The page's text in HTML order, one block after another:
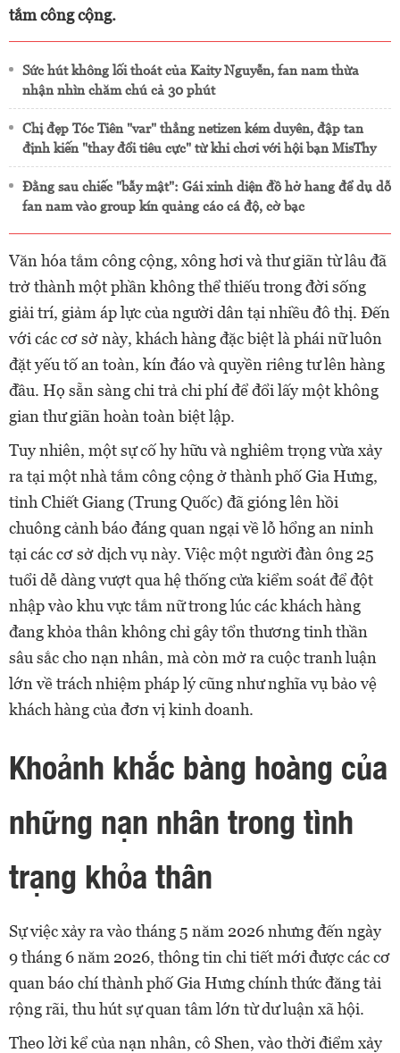
tắm công cộng.
Sức hút không lối thoát của Kaity Nguyễn, fan nam thừa
nhận nhìn chăm chú cả 30 phút
Chị đẹp Tóc Tiên "var" thẳng netizen kém duyên, đập tan
định kiến "thay đổi tiêu cực" từ khi chơi với hội bạn MisThy
Đằng sau chiếc "bẫy mật": Gái xinh diện đồ hở hang để dụ dỗ
fan nam vào group kín quảng cáo cá độ, cờ bạc
Văn hóa tắm công cộng, xông hơi và thư giãn từ lâu đã
trở thành một phần không thể thiếu trong đời sống
giải trí, giảm áp lực của người dân tại nhiều đô thị. Đến
với các cơ sở này, khách hàng đặc biệt là phái nữ luôn
đặt yếu tố an toàn, kín đáo và quyền riêng tư lên hàng
đầu. Họ sẵn sàng chi trả chi phí để đổi lấy một không
gian thư giãn hoàn toàn biệt lập.
Tuy nhiên, một sự cố hy hữu và nghiêm trọng vừa xảy
ra tại một nhà tắm công cộng ở thành phố Gia Hưng,
tỉnh Chiết Giang (Trung Quốc) đã gióng lên hồi
chuông cảnh báo đáng quan ngại về lỗ hổng an ninh
tại các cơ sở dịch vụ này. Việc một người đàn ông 25
tuổi dễ dàng vượt qua hệ thống cửa kiểm soát để đột
nhập vào khu vực tắm nữ trong lúc các khách hàng
đang khỏa thân không chỉ gây tổn thương tinh thần
sâu sắc cho nạn nhân, mà còn mở ra cuộc tranh luận
lớn về trách nhiệm pháp lý cũng như nghĩa vụ bảo vệ
khách hàng của đơn vị kinh doanh.
Khoảnh khắc bàng hoàng của
những nạn nhân trong tình
trạng khỏa thân
Sự việc xảy ra vào tháng 5 năm 2026 nhưng đến ngày
9 tháng 6 năm 2026, thông tin chi tiết mới được các cơ
quan báo chí thành phố Gia Hưng chính thức đăng tải
rộng rãi, thu hút sự quan tâm lớn từ dư luận xã hội.
Theo lời kể của nạn nhân, cô Shen, vào thời điểm xảy